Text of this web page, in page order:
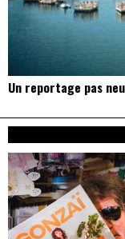
Un reportage pas